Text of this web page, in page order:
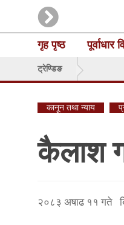
गृह पृष्ठ पूर्वाधार
ट्रेण्डिङ
कानून तथा न्याय
कैलाश
२०८३ अषाढ ११ गते